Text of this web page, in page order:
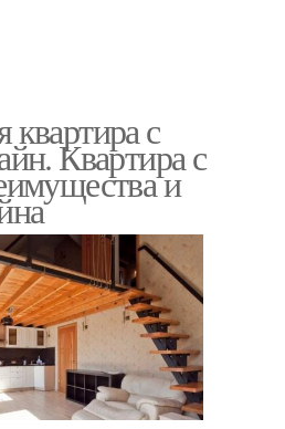
квартира с
Квартира с
и